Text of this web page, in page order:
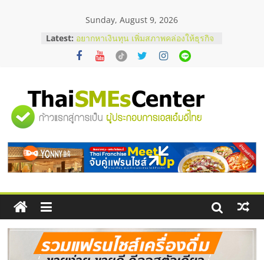
Sunday, August 9, 2026
Latest: บริษัท Cybersecurity ในไทยที่ไหนดี?
วิธีเลือกผู้ให้บริการให้คุ้มค่าและตอบ
โจทย์ธุรกิจ
สัมมนาออนไลน์ โอกาสบริหารสถานี
บริการน้ำมัน Shell
สัมมนาลงทุน แฟรนไชส์ยอนนี่
ไชส์ ครั้งที่ 8
ร้านเครื่องเสียงคุณภาพสูง พร้อม
โซลูชันระบบภาพและเสียง
"ศูนย์
รวม
ข้อมูล
ธุรกิจ
SME